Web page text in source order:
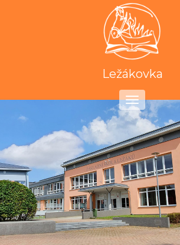
Ležákovka
Toggle
navigation